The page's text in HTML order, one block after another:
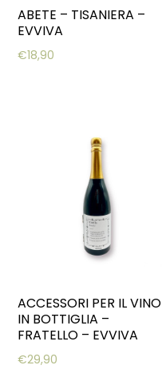
ABETE – TISANIERA –
EVVIVA
€18,90
ACCESSORI PER IL VINO
IN BOTTIGLIA –
FRATELLO – EVVIVA
€29,90